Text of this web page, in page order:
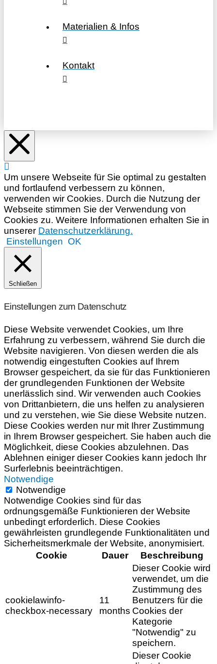
Materialien & Infos
Kontakt
Um unsere Webseite für Sie optimal zu gestalten
und fortlaufend verbessern zu können,
verwenden wir Cookies. Durch die Nutzung der
Webseite stimmen Sie der Verwendung von
Cookies zu. Weitere Informationen erhalten Sie in
unserer Datenschutzerklärung.
Einstellungen OK
Schließen
Einstellungen zum Datenschutz
Diese Website verwendet Cookies, um Ihre
Erfahrung zu verbessern, während Sie durch die
Website navigieren. Von diesen werden die als
notwendig eingestuften Cookies auf Ihrem
Browser gespeichert, da sie für das Funktionieren
der grundlegenden Funktionen der Website
unerlässlich sind. Wir verwenden auch Cookies
von Drittanbietern, die uns helfen zu analysieren
und zu verstehen, wie Sie diese Website nutzen.
Diese Cookies werden nur mit Ihrer Zustimmung
in Ihrem Browser gespeichert. Sie haben auch die
Möglichkeit, diese Cookies abzulehnen. Das
Ablehnen einiger dieser Cookies kann jedoch Ihr
Surferlebnis beeinträchtigen.
Notwendige
Notwendige
Notwendige Cookies sind für das
ordnungsgemäße Funktionieren der Website
unbedingt erforderlich. Diese Cookies
gewährleisten grundlegende Funktionalitäten und
Sicherheitsmerkmale der Website, anonymisiert.
Cookie
Dauer Beschreibung
cookielawinfo-
checkbox-necessary
11
months
Dieser Cookie wird
verwendet, um die
Zustimmung des
Benutzers für die
Cookies der
Kategorie
"Notwendig" zu
speichern.
Dieser Cookie